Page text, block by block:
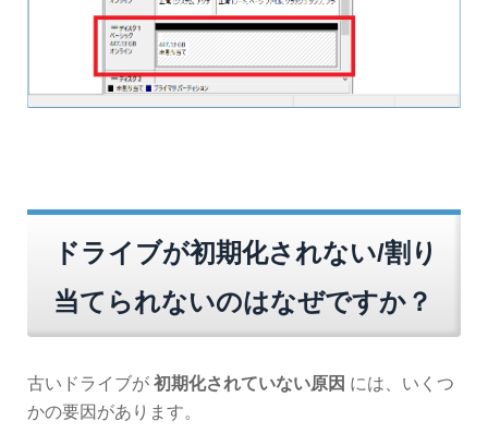
ドライブが初期化されない/割り
当てられないのはなぜですか？
古いドライブが 初期化されていない原因 には、いくつ
かの要因があります。